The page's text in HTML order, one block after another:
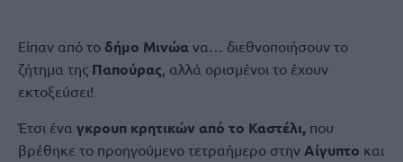
Είπαν από το δήμο Μινώα να… διεθνοποιήσουν το
ζήτημα της Παπούρας, αλλά ορισμένοι το έχουν
εκτοξεύσει!
Έτσι ένα γκρουπ κρητικών από το Καστέλι, που
βρέθηκε το προηγούμενο τετραήμερο στην Αίγυπτο και